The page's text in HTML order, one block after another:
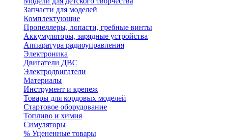
Запчасти для моделей
Комплектующие
Пропеллеры, лопасти, гребные винты
Аккумуляторы, зарядные устройства
Аппаратура радиоуправления
Электроника
Двигатели ДВС
Электродвигатели
Материалы
Инструмент и крепеж
Товары для кордовых моделей
Стартовое оборудование
Топливо и химия
Симуляторы
% Уцененные товары